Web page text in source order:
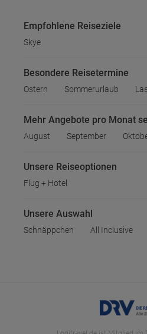
Empfohlene Reiseziele
Skye
Besondere Reisetermine
Ostern Sommerurlaub
Mehr Angebote pro Monat
August September
Unsere Reiseoptionen
Flug + Hotel
Unsere Auswahl
Schnäppchen All Inclusive